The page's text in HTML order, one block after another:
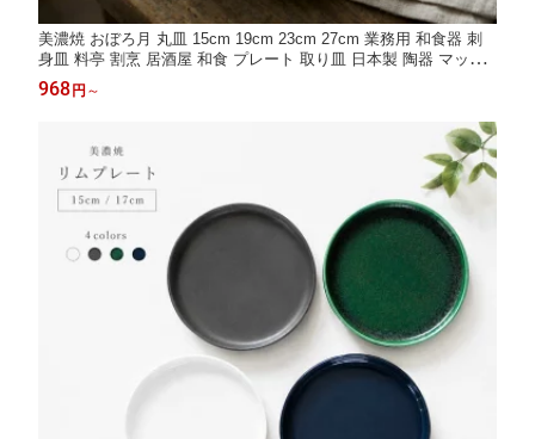
美濃焼 おぼろ月 丸皿 15cm 19cm 23cm 27cm 業務用 和食器 刺
身皿 料亭 割烹 居酒屋 和食 プレート 取り皿 日本製 陶器 マット
釉 おしゃれ
968円 ～